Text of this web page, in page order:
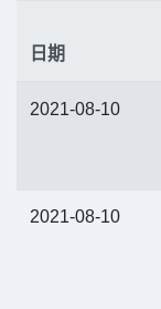
日期
2021-08-10
2021-08-10